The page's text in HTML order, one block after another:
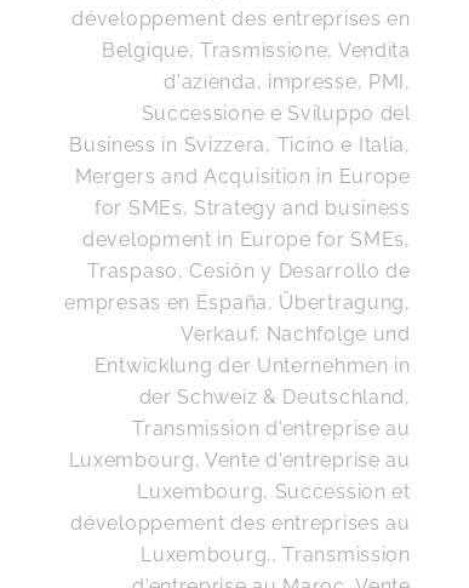
développement des entreprises en
Belgique,Trasmissione, Vendita
d'azienda, impresse, PMI,
Successione e Sviluppo del
Business in Svizzera, Ticino e Italia,
Mergers and Acquisition in Europe
for SMEs, Strategy and business
development in Europe for SMEs,
Traspaso, Cesión y Desarrollo de
empresas en España, Übertragung,
Verkauf, Nachfolge und
Entwicklung der Unternehmen in
der Schweiz & Deutschland,
Transmission d'entreprise au
Luxembourg, Vente d'entreprise au
Luxembourg, Succession et
développement des entreprises au
Luxembourg.,Transmission